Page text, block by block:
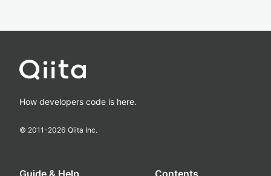
How developers code is here.
© 2011-2026 Qiita Inc.